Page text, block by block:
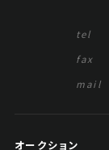
tel
fax
mail
オークション